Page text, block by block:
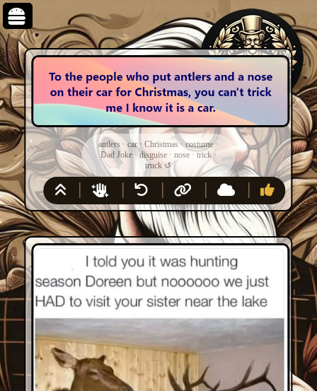
antlers ·car·Christmas·costume·
Dad Joke·disguise· nose·trick·
truck ↺